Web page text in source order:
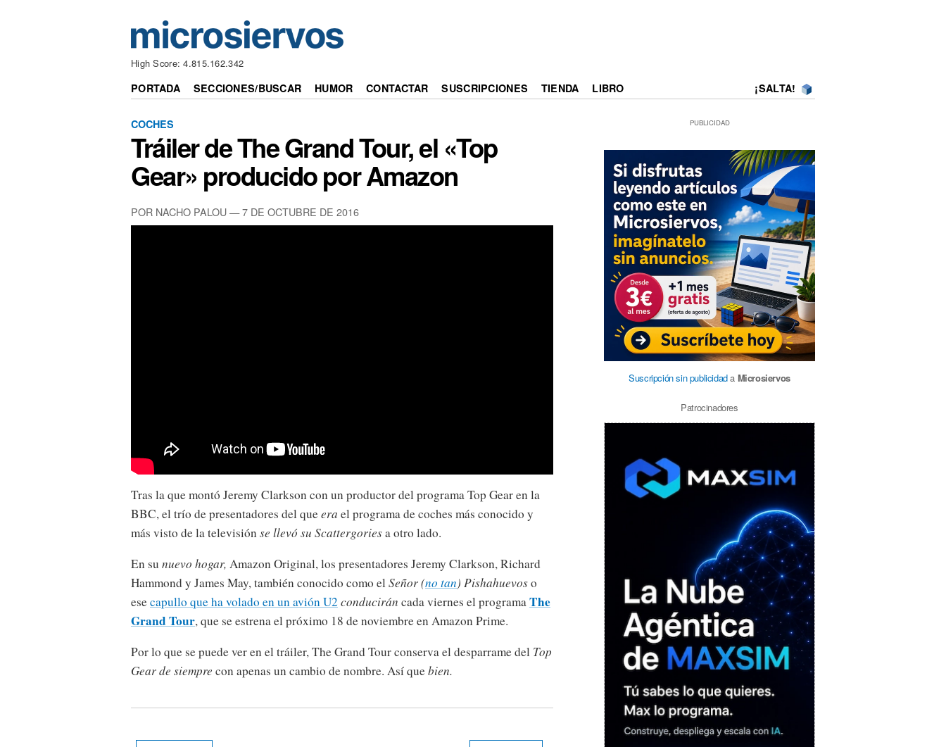
High Score: 4.815.162.342
PORTADA SECCIONES/BUSCAR HUMOR CONTACTAR SUSCRIPCIONES TIENDA LIBRO ¡SALTA!
COCHES
Tráiler de The Grand Tour, el «Top
Gear» producido por Amazon
POR NACHO PALOU — 7 DE OCTUBRE DE 2016
Tras la que montó Jeremy Clarkson con un productor del programa Top Gear en la
BBC, el trío de presentadores del queera el programa de coches más conocido y
más visto de la televisiónse llevó su Scattergoriesa otro lado.
En su nuevo hogar, Amazon Original, los presentadores Jeremy Clarkson, Richard
Hammond y James May, también conocido como elSeñor (no tan) Pishahuevoso
esecapullo que ha volado en un avión U2 conducirán cada viernes el programaThe
Grand Tour, que se estrena el próximo 18 de noviembre en Amazon Prime.
Por lo que se puede ver en el tráiler, The Grand Tour conserva el desparrame del Top
Gear de siempre con apenas un cambio de nombre. Así quebien.
PUBLICIDAD
Suscripción sin publicidada Microsiervos
Patrocinadores